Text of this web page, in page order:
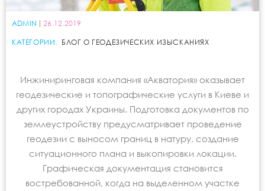
ADMIN 26.12.2019
КАТЕГОРИИ: БЛОГ О ГЕОДЕЗИЧЕСКИХ ИЗЫСКАНИЯХ
Инжиниринговая компания «Акватория» оказывает
геодезические и топографические услуги в Киеве и
других городах Украины. Подготовка документов по
землеустройству предусматривает проведение
геодезии с выносом границ в натуру, создание
ситуационного плана и выкопировки локации.
Графическая документация становится
востребованной, когда на выделенном участке